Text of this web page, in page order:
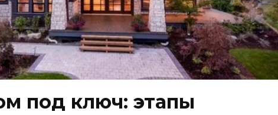
под ключ: этапы